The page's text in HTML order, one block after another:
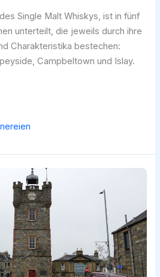
Single Malt Whiskys, ist in fünf
unterteilt, die jeweils durch ihre
Charakteristika bestechen:
Campbeltown und Islay.